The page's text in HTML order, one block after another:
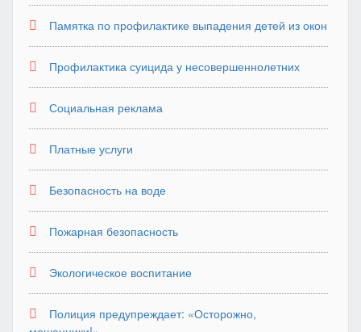
Памятка по профилактике выпадения детей из окон
Профилактика суицида у несовершеннолетних
Социальная реклама
Платные услуги
Безопасность на воде
Пожарная безопасность
Экологическое воспитание
Полиция предупреждает: «Осторожно,